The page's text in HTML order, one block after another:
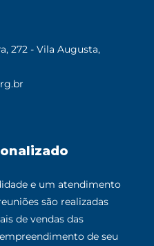
272 - Vila Augusta,
e um atendimento
são realizadas
de vendas das
de seu